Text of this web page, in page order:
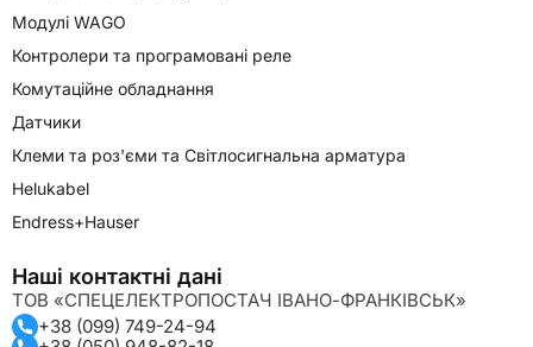
Модулі WAGO
Контролери та програмовані реле
Комутаційне обладнання
Датчики
Клеми та роз'єми та Світлосигнальна арматура
Helukabel
Endress+Hauser
Наші контактні дані
ТОВ «СПЕЦЕЛЕКТРОПОСТАЧ ІВАНО-ФРАНКІВСЬК»
+38 (099) 749-24-94